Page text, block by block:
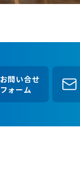
お問い合せ
フォーム